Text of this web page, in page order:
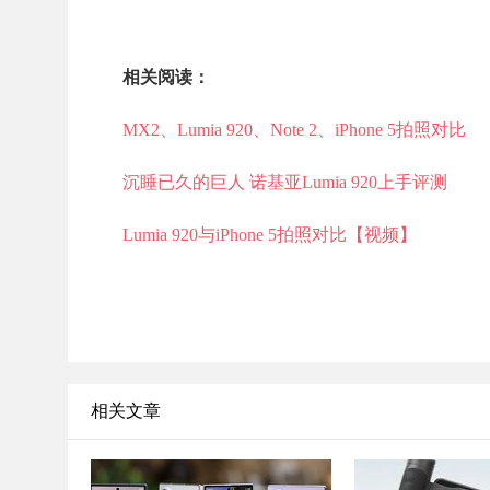
相关阅读：
MX2、Lumia 920、Note 2、iPhone 5拍照对比
沉睡已久的巨人 诺基亚Lumia 920上手评测
Lumia 920与iPhone 5拍照对比【视频】
相关文章